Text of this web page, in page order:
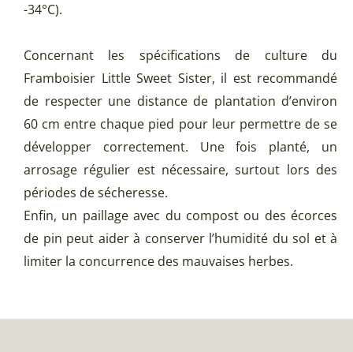
-34°C).
Concernant les spécifications de culture du
Framboisier Little Sweet Sister, il est recommandé
de respecter une distance de plantation d’environ
60 cm entre chaque pied pour leur permettre de se
développer correctement. Une fois planté, un
arrosage régulier est nécessaire, surtout lors des
périodes de sécheresse.
Enfin, un paillage avec du compost ou des écorces
de pin peut aider à conserver l’humidité du sol et à
limiter la concurrence des mauvaises herbes.